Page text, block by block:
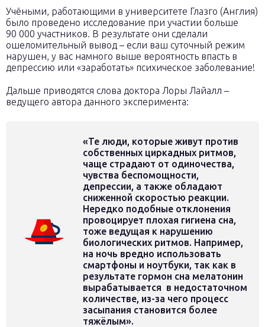
Учёными, работающими в университете Глазго (Англия)
было проведено исследование при участии больше
90 000 участников. В результате они сделали
ошеломительный вывод – если ваш суточный режим
нарушен, у вас намного выше вероятность впасть в
депрессию или «заработать» психическое заболевание!
Дальше приводятся слова доктора Лоры Лайалл –
ведущего автора данного эксперимента:
«Те люди, которые живут против
собственных циркадных ритмов,
чаще страдают от одиночества,
чувства беспомощности,
депрессии, а также обладают
сниженной скоростью реакции.
Нередко подобные отклонения
провоцирует плохая гигиена сна,
тоже ведущая к нарушению
биологических ритмов. Например,
на ночь вредно использовать
смартфоны и ноутбуки, так как в
результате гормон сна мелатонин
вырабатывается в недостаточном
количестве, из-за чего процесс
засыпания становится более
тяжёлым».